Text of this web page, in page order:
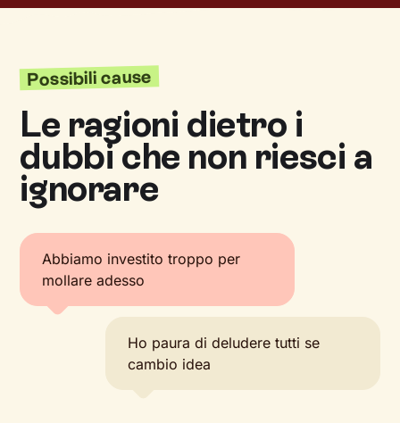
Possibili cause
Le ragioni dietro i
dubbi che non riesci a
ignorare
Abbiamo investito troppo per
mollare adesso
Ho paura di deludere tutti se
cambio idea